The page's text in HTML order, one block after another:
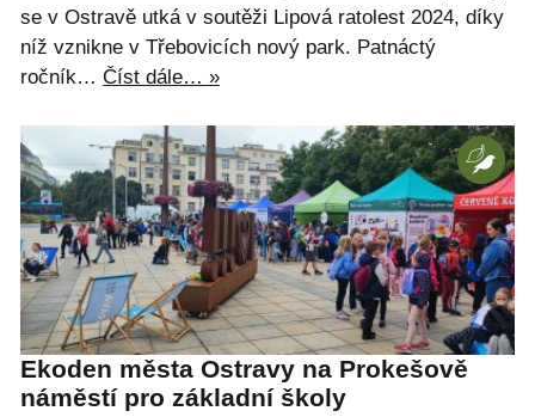
se v Ostravě utká v soutěži Lipová ratolest 2024, díky
níž vznikne v Třebovicích nový park. Patnáctý
ročník… Číst dále… »
Ekoden města Ostravy na Prokešově
náměstí pro základní školy